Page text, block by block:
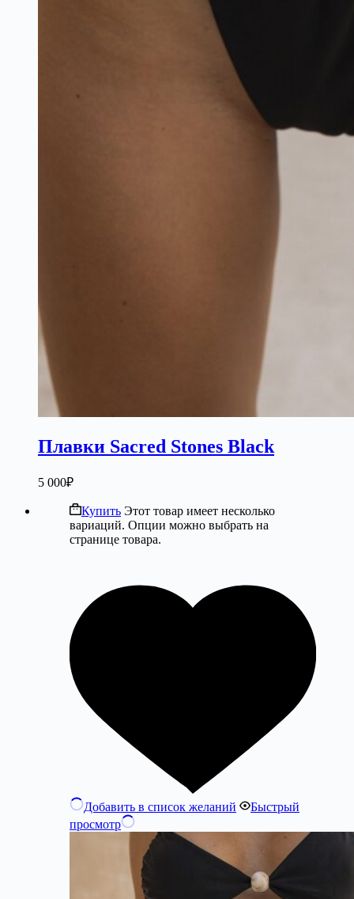
Плавки Sacred Stones Black
5 000₽
Купить Этот товар имеет несколько
вариаций. Опции можно выбрать на
странице товара.
Добавить в список желаний
Быстрый
просмотр